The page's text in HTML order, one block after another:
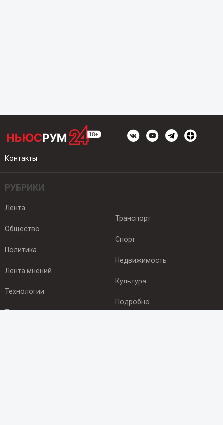
Контакты
РУБРИКИ
Лента
Общество
Политика
Лента мнений
Технологии
Происшествия
Транспорт
Спорт
Недвижимость
Культура
Подробно